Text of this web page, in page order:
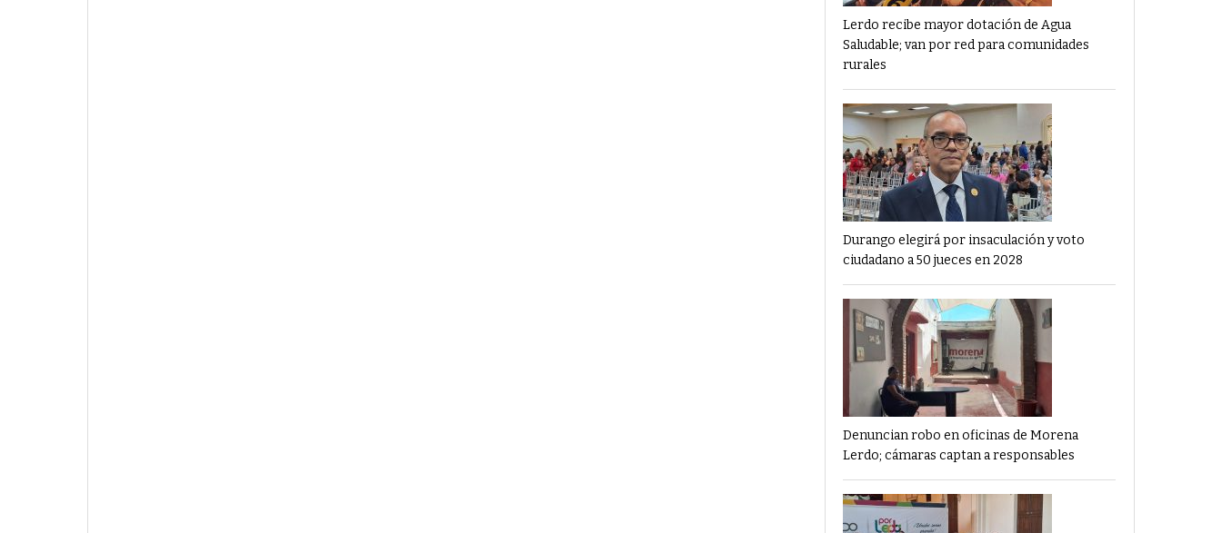
Lerdo recibe mayor dotación de Agua
Saludable; van por red para comunidades
rurales
Durango elegirá por insaculación y voto
ciudadano a 50 jueces en 2028
Denuncian robo en oficinas de Morena
Lerdo; cámaras captan a responsables